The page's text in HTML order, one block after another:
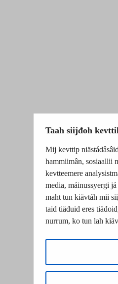
Taah siijđoh
Mij kevttip
hammiimân, sosiaallii
kevtteemere
media, máinussyergi
maht tun kiävtáh mii
taid tiäđuid eres
nurrum, ko tun lah